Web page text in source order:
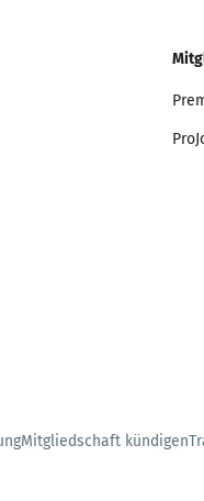
Mitgliedschaft kündigen